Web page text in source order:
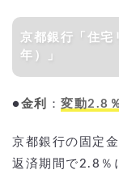
京都銀行「住宅リフォームローン（固定金利5〜10
年）」
●金利 ： 変動2.8
京都銀行の固定
返済期間で2.8％